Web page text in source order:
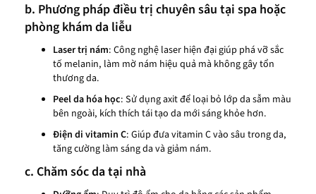
b. Phương pháp điều trị chuyên sâu tại spa hoặc
phòng khám da liễu
Laser trị nám: Công nghệ laser hiện đại giúp phá vỡ sắc
tố melanin, làm mờ nám hiệu quả mà không gây tổn
thương da.
Peel da hóa học: Sử dụng axit để loại bỏ lớp da sẫm màu
bên ngoài, kích thích tái tạo da mới sáng khỏe hơn.
Điện di vitamin C: Giúp đưa vitamin C vào sâu trong da,
tăng cường làm sáng da và giảm nám.
c. Chăm sóc da tại nhà